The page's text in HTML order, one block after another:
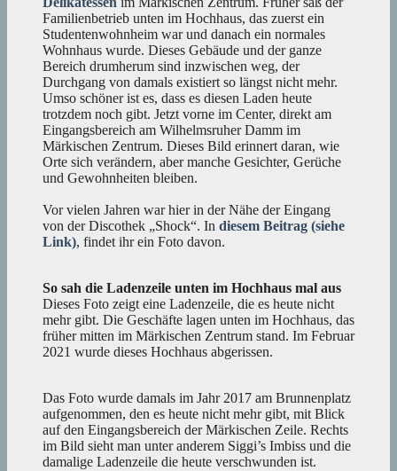
Familienbetrieb unten im Hochhaus, das zuerst ein
Studentenwohnheim war und danach ein normales
Wohnhaus wurde. Dieses Gebäude und der ganze
Bereich drumherum sind inzwischen weg, der
Durchgang von damals existiert so längst nicht mehr.
Umso schöner ist es, dass es diesen Laden heute
trotzdem noch gibt. Jetzt vorne im Center, direkt am
Eingangsbereich am Wilhelmsruher Damm im
Märkischen Zentrum. Dieses Bild erinnert daran, wie
Orte sich verändern, aber manche Gesichter, Gerüche
und Gewohnheiten bleiben.
Vor vielen Jahren war hier in der Nähe der Eingang
von der Discothek „Shock“. In diesem Beitrag (siehe
Link), findet ihr ein Foto davon.
So sah die Ladenzeile unten im Hochhaus mal aus
Dieses Foto zeigt eine Ladenzeile, die es heute nicht
mehr gibt. Die Geschäfte lagen unten im Hochhaus, das
früher mitten im Märkischen Zentrum stand. Im Februar
2021 wurde dieses Hochhaus abgerissen.
Das Foto wurde damals im Jahr 2017 am Brunnenplatz
aufgenommen, den es heute nicht mehr gibt, mit Blick
auf den Eingangsbereich der Märkischen Zeile. Rechts
im Bild sieht man unter anderem Siggi’s Imbiss und die
damalige Ladenzeile die heute verschwunden ist.